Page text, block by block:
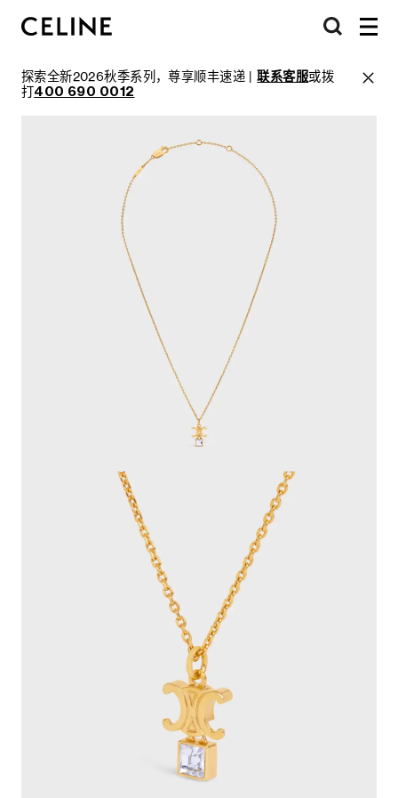
探索全新2026秋季系列，尊享顺丰速递 |联系客服或拨
打400 690 0012